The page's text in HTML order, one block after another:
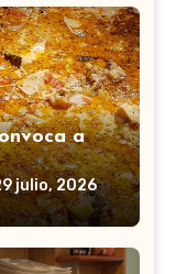
a
julio, 2026